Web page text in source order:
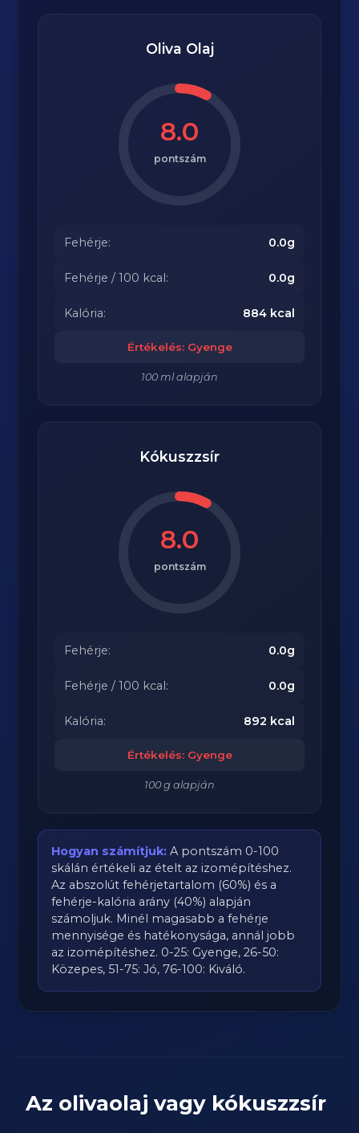
Oliva Olaj
8.0
pontszám
Fehérje: 0.0g
Fehérje / 100 kcal: 0.0g
Kalória: 884 kcal
Értékelés: Gyenge
100 ml alapján
Kókuszzsír
8.0
pontszám
Fehérje: 0.0g
Fehérje / 100 kcal: 0.0g
Kalória: 892 kcal
Értékelés: Gyenge
100 g alapján
Hogyan számítjuk: A pontszám 0-100
skálán értékeli az ételt az izomépítéshez.
Az abszolút fehérjetartalom (60%) és a
fehérje-kalória arány (40%) alapján
számoljuk. Minél magasabb a fehérje
mennyisége és hatékonysága, annál jobb
az izomépítéshez. 0-25: Gyenge, 26-50:
Közepes, 51-75: Jó, 76-100: Kiváló.
Az olivaolaj vagy kókuszzsír